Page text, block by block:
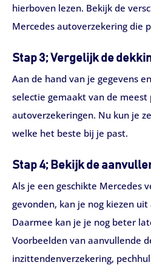
hierboven lezen. Bekijk de
Mercedes autoverzekering die
Stap 3; Vergelijk de
Aan de hand van je gegevens
selectie gemaakt van de meest
autoverzekeringen. Nu kun je
welke het beste bij je past.
Stap 4; Bekijk de
Als je een geschikte Mercedes
gevonden, kan je nog kiezen
Daarmee kan je je nog beter
Voorbeelden van aanvullende
inzittendenverzekering,